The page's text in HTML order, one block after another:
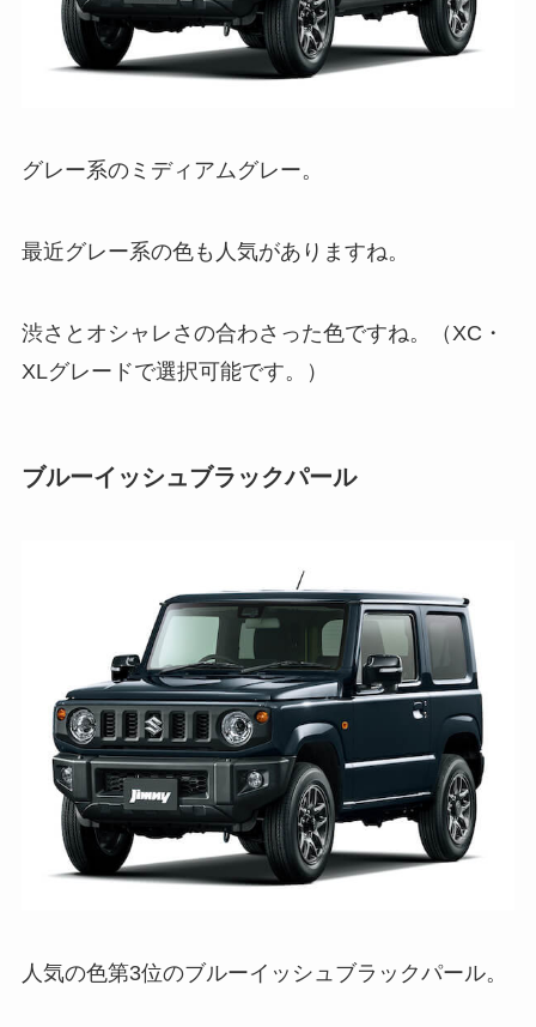
グレー系のミディアムグレー。
最近グレー系の色も人気がありますね。
渋さとオシャレさの合わさった色ですね。（XC・
XLグレードで選択可能です。）
ブルーイッシュブラックパール
人気の色第3位のブルーイッシュブラックパール。